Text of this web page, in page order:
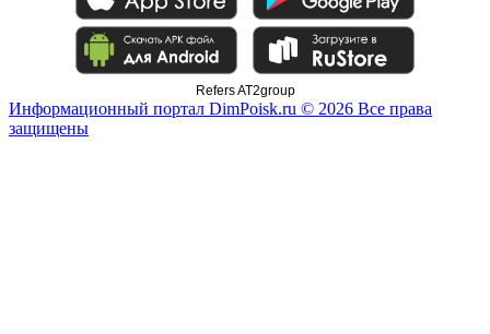
Refers AT2group
Информационный портал DimPoisk.ru © 2026 Все права
защищены